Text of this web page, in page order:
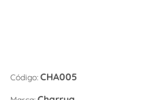
Código: CHA005